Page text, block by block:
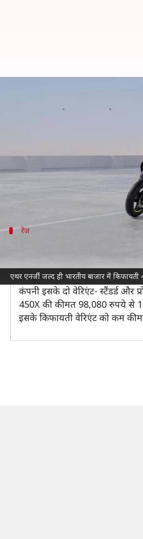
एथर एनर्जी जल्द ही भारतीय बाजार में
एथर लॉन्च करेगी
इलेक्ट्रिक दोपहिया वाहन निर्माता
इसी के तहत EV निर्माता जल्द ही
रिपोर्ट के अनुसार, नए 450S
रेंज
एथर एनर्जी 450X स्कूटर में ऑटो
इसमें 6.4kW इलेक्ट्रिक मोटर दी
कंपनी इसके दो वेरिएंट- स्टैंडर्ड और
450X की कीमत 98,080 रुपये से
इसके किफायती वेरिएंट को कम